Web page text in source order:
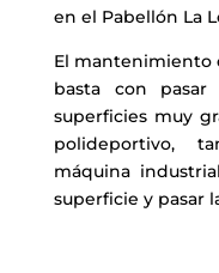
en el Pabellón La
El mantenimiento
basta con pasar
superficies muy
polideportivo,
máquina
superficie y pasar